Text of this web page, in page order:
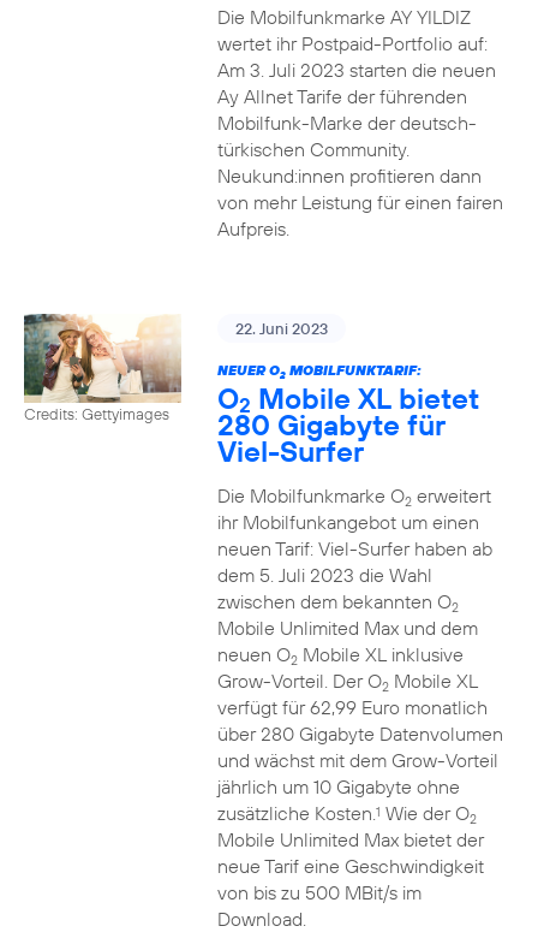
Die Mobilfunkmarke AY YILDIZ
wertet ihr Postpaid-Portfolio auf:
Am 3. Juli 2023 starten die neuen
Ay Allnet Tarife der führenden
Mobilfunk-Marke der deutsch-
türkischen Community.
Neukund:innen profitieren dann
von mehr Leistung für einen fairen
Aufpreis.
Credits: Gettyimages
22. Juni 2023
NEUER O2MOBILFUNKTARIF:
O2 Mobile XL bietet
280 Gigabyte für
Viel-Surfer
Die Mobilfunkmarke O2erweitert
ihr Mobilfunkangebot um einen
neuen Tarif: Viel-Surfer haben ab
dem 5. Juli 2023 die Wahl
zwischen dem bekannten O2
Mobile Unlimited Max und dem
neuen O2Mobile XL inklusive
Grow-Vorteil. Der O2Mobile XL
verfügt für 62,99 Euro monatlich
über 280 Gigabyte Datenvolumen
und wächst mit dem Grow-Vorteil
jährlich um 10 Gigabyte ohne
zusätzliche Kosten.1 Wie der O2
Mobile Unlimited Max bietet der
neue Tarif eine Geschwindigkeit
von bis zu 500 MBit/s im
Download.